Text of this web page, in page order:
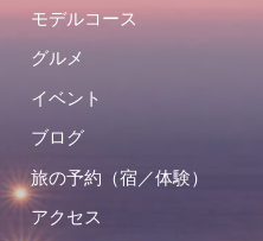
モデルコース
グルメ
イベント
ブログ
旅の予約（宿／体験）
アクセス